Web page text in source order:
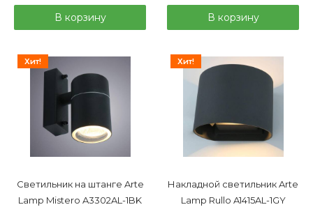
В корзину В корзину
Хит!
Светильник на штанге Arte
Lamp Mistero A3302AL-1BK
Хит!
Накладной светильник Arte
Lamp Rullo A1415AL-1GY